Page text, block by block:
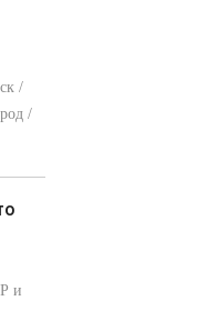
/
/
и